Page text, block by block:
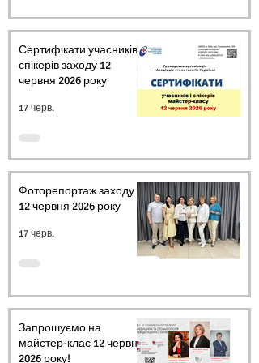
Сертифікати учасників і
спікерів заходу 12
червня 2026 року
17 черв.
Фоторепортаж заходу
12 червня 2026 року
17 черв.
Запрошуємо на
майстер-клас 12 червня
2026 року!